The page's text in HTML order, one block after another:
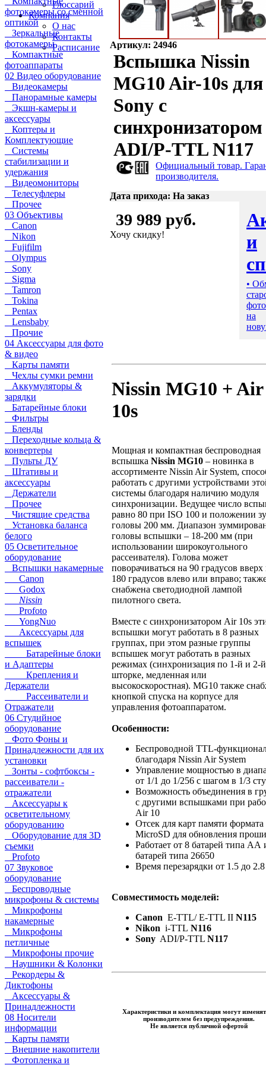
Глоссарий
Компания
О нас
Контакты
Расписание
фотокамеры со сменной
оптикой
Зеркальные
фотокамеры
Компактные
фотоаппараты
02 Видео оборудование
Видеокамеры
Панорамные камеры
Экшн-камеры и
аксессуары
Коптеры и
Комплектующие
Системы
стабилизации и
удержания
Видеомониторы
Телесуфлеры
Прочее
03 Объективы
Canon
Nikon
Fujifilm
Olympus
Sony
Sigma
Tamron
Tokina
Pentax
Lensbaby
Прочие
04 Аксессуары для фото
& видео
Карты памяти
Чехлы сумки ремни
Аккумуляторы &
зарядки
Батарейные блоки
Фильтры
Бленды
Переходные кольца &
конвертеры
Пульты ДУ
Штативы и
аксессуары
Держатели
Прочее
Чистящие средства
Установка баланса
белого
05 Осветительное
оборудование
Вспышки накамерные
Canon
Godox
Nissin
Profoto
YongNuo
Аксессуары для
вспышек
Батарейные блоки
и Адаптеры
Крепления и
Держатели
Рассеиватели и
Отражатели
06 Студийное
оборудование
Фото Фоны и
Принадлежности для их
установки
Зонты - софтбоксы -
рассеиватели -
отражатели
Аксессуары к
осветительному
оборудованию
Оборудование для 3D
съемки
Profoto
07 Звуковое
оборудование
Беспроводные
микрофоны & системы
Микрофоны
накамерные
Микрофоны
петличные
Микрофоны прочие
Наушники & Колонки
Рекордеры &
Диктофоны
Аксессуары &
Принадлежности
08 Носители
информации
Карты памяти
Внешние накопители
Фотопленка и
Артикул: 24946
Вспышка Nissin
MG10 Air-10s для
Sony с
синхронизатором
ADI/P-TTL N117
Официальный товар.
производителя.
Дата прихода: На заказ
39 989 руб.
Хочу скидку!
и
•
на
Nissin MG10 + Air
10s
Мощная и компактная беспроводная
вспышка Nissin MG10 – новинка в
ассортименте Nissin Air System,
работать с другими устройствами
системы благодаря наличию модуля
синхронизации. Ведущее число
равно 80 при ISO 100 и положении
головы 200 мм. Диапазон
головы вспышки – 18-200 мм (при
использовании широкоугольного
рассеивателя). Голова может
поворачиваться на 90 градусов
180 градусов влево или вправо;
снабжена светодиодной лампой
пилотного света.
Вместе с синхронизатором Air 10s
вспышки могут работать в 8 разных
группах, при этом разные группы
вспышек могут работать в разных
режимах (синхронизация по 1-й и 2-й
шторке, медленная или
высокоскоростная). MG10 также
кнопкой спуска на корпусе для
управления фотоаппаратом.
Особенности:
Беспроводной TTL-
благодаря Nissin Air System
Управление мощностью в
от 1/1 до 1/256 с шагом в 1/3
Возможность объединения в
с другими вспышками при
Air 10
Отсек для карт памяти формата
MicroSD для обновления
Работает от 8 батарей типа АА
батарей типа 26650
Время перезарядки от 1.5 до 2.8
Совместимость моделей:
Canon E-TTL/ E-TTL II N115
Nikon i-TTL N116
Sony ADI/P-TTL N117
Характеристики и комплектация могут
производителем без предупреждения.
Не является публичной офертой